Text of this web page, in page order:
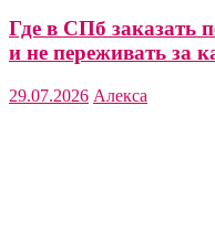
Где в СПб заказать
и не переживать за
29.07.2026 Алекса